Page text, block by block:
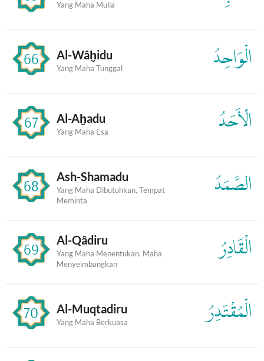
Yang Maha Mulia
66 Al-Wâḫidu
Yang Maha Tunggal الْوَاحِدُ
67 Al-Aḫadu
Yang Maha Esa الْأَحَدُ
68 Ash-Shamadu
Yang Maha Dibutuhkan, Tempat
Meminta
الصَّمَدُ
69 Al-Qâdiru
Yang Maha Menentukan, Maha
Menyeimbangkan
الْقَادِرُ
70 Al-Muqtadiru
Yang Maha Berkuasa الْمُقْتَدِرُ